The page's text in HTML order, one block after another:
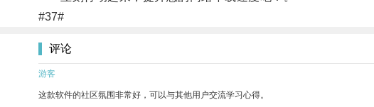
#37#
评论
游客
这款软件的社区氛围非常好，可以与其他用户交流学习心得。